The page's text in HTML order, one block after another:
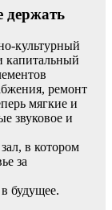
держать
культурный
капитальный
ремонт
мягкие и
звуковое и
в котором
за
будущее.